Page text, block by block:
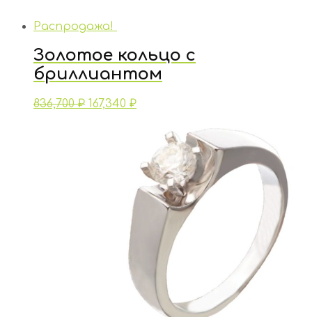
Распродажа!
Золотое кольцо с
бриллиантом
836,700₽ 167,340 ₽